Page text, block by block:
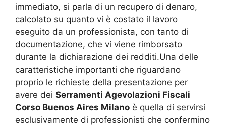
immediato, si parla di un recupero di denaro,
calcolato su quanto vi è costato il lavoro
eseguito da un professionista, con tanto di
documentazione, che vi viene rimborsato
durante la dichiarazione dei redditi.Una delle
caratteristiche importanti che riguardano
proprio le richieste della presentazione per
avere dei Serramenti Agevolazioni Fiscali
Corso Buenos Aires Milano è quella di servirsi
esclusivamente di professionisti che confermino